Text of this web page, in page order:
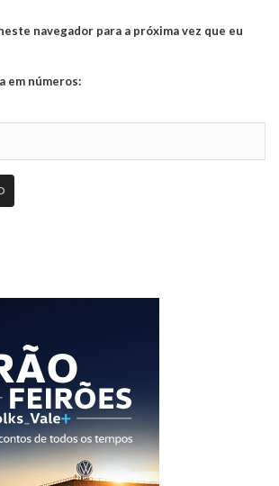
navegador para a próxima vez que eu
em números: